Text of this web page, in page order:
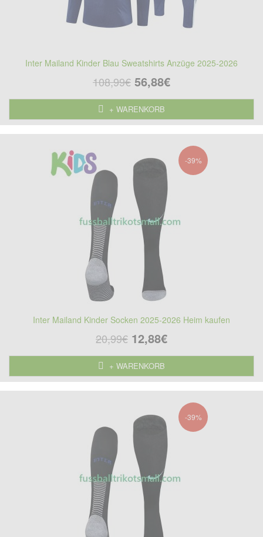
Inter Mailand Kinder Blau Sweatshirts Anzüge 2025-2026
108,99€ 56,88€
+ WARENKORB
-39%
Inter Mailand Kinder Socken 2025-2026 Heim kaufen
20,99€ 12,88€
+ WARENKORB
-39%